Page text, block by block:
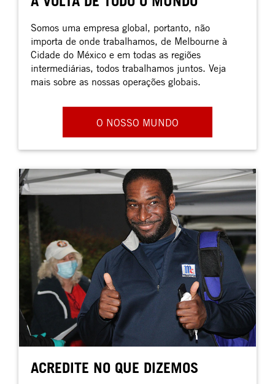
Somos uma empresa global, portanto, não
importa de onde trabalhamos, de Melbourne à
Cidade do México e em todas as regiões
intermediárias, todos trabalhamos juntos. Veja
mais sobre as nossas operações globais.
O NOSSO MUNDO
ACREDITE NO QUE DIZEMOS